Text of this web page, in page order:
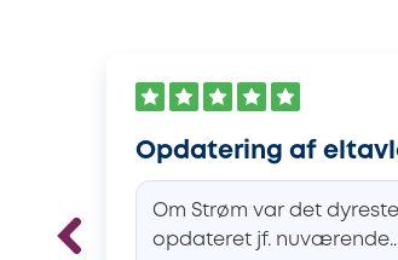
Opdatering af
Om Strøm var det
opdateret jf.